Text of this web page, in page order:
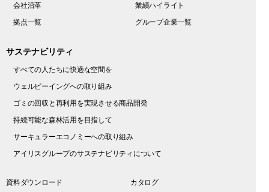
会社沿革
業績ハイライト
拠点一覧
グループ企業一覧
サステナビリティ
すべての人たちに快適な空間を
ウェルビーイングへの取り組み
ゴミの回収と再利用を実現させる商品開発
持続可能な森林活用を目指して
サーキュラーエコノミーへの取り組み
アイリスグループのサステナビリティについて
資料ダウンロード カタログ